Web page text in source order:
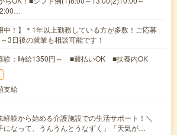
中！】＊1年以上勤務している方が多数！ご応募
3日後の就業も相談可能です！
験：時給1350円～ ■週払いOK ■扶養内OK
支給
経験から始める介護施設での生活サポート！＼
になって、うんうんとうなずく」「天気が…